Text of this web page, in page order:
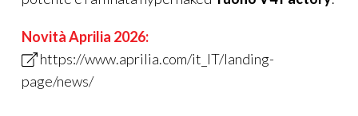
Novità Aprilia 2026:
https://www.aprilia.com/it_IT/landing-
page/news/